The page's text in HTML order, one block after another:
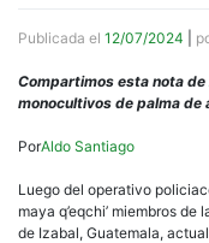
Publicada el 12/07/2024
Compartimos esta nota de
monocultivos de palma de
PorAldo Santiago
Luego del operativo
maya q’eqchi’ miembros
de Izabal, Guatemala,